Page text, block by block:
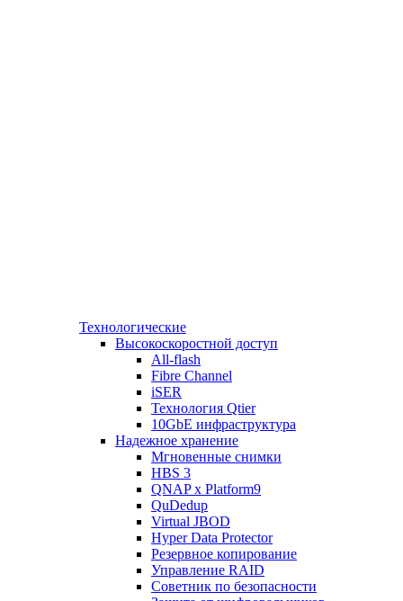
Технологические
Высокоскоростной доступ
All-flash
Fibre Channel
iSER
Технология Qtier
10GbE инфраструктура
Надежное хранение
Мгновенные снимки
HBS 3
QNAP x Platform9
QuDedup
Virtual JBOD
Hyper Data Protector
Резервное копирование
Управление RAID
Советник по безопасности